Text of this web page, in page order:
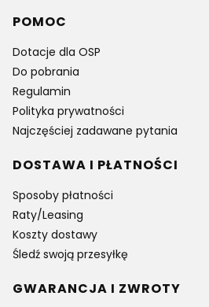
Linki w stopce
POMOC
Dotacje dla OSP
Do pobrania
Regulamin
Polityka prywatności
Najczęściej zadawane pytania
DOSTAWA I PŁATNOŚCI
Sposoby płatności
Raty/Leasing
Koszty dostawy
Śledź swoją przesyłkę
GWARANCJA I ZWROTY